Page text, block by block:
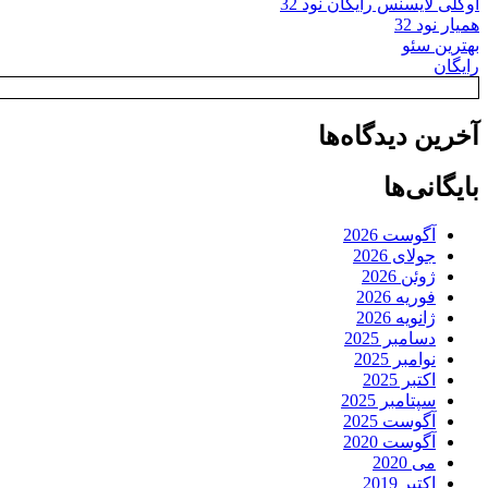
همیار نود 32
بهترین سئو
رایگان
آخرین دیدگاه‌ها
بایگانی‌ها
آگوست 2026
جولای 2026
ژوئن 2026
فوریه 2026
ژانویه 2026
دسامبر 2025
نوامبر 2025
اکتبر 2025
سپتامبر 2025
آگوست 2025
آگوست 2020
می 2020
اکتبر 2019